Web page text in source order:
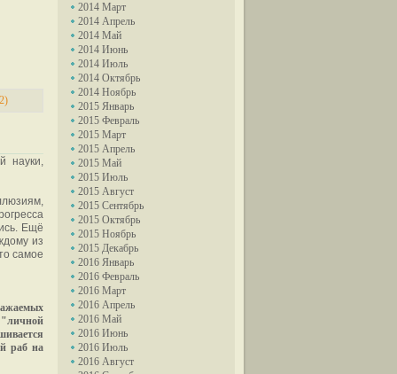
2014 Март
2014 Апрель
2014 Май
2014 Июнь
2014 Июль
2014 Октябрь
2014 Ноябрь
2015 Январь
2015 Февраль
2015 Март
2015 Апрель
2015 Май
2015 Июль
2015 Август
2015 Сентябрь
2015 Октябрь
2015 Ноябрь
2015 Декабрь
2016 Январь
2016 Февраль
2016 Март
2016 Апрель
2016 Май
2016 Июнь
2016 Июль
2016 Август
науки,
Ещё
из
самое
"личной
раб на